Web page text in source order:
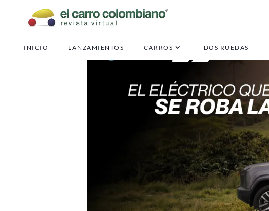
INICIO LANZAMIENTOS CARROS DOS RUEDAS